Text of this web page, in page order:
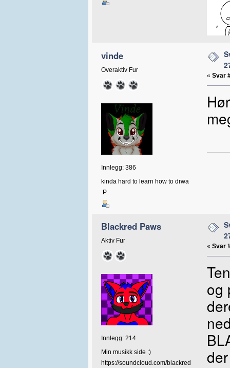
vinde
Overaktiv Fur
Innlegg: 386
kinda hard to learn how to drwa
:P
« Svar
Blackred Paws
Aktiv Fur
Innlegg: 214
Min musikk side :)
https://soundcloud.com/blackred
« Svar
og